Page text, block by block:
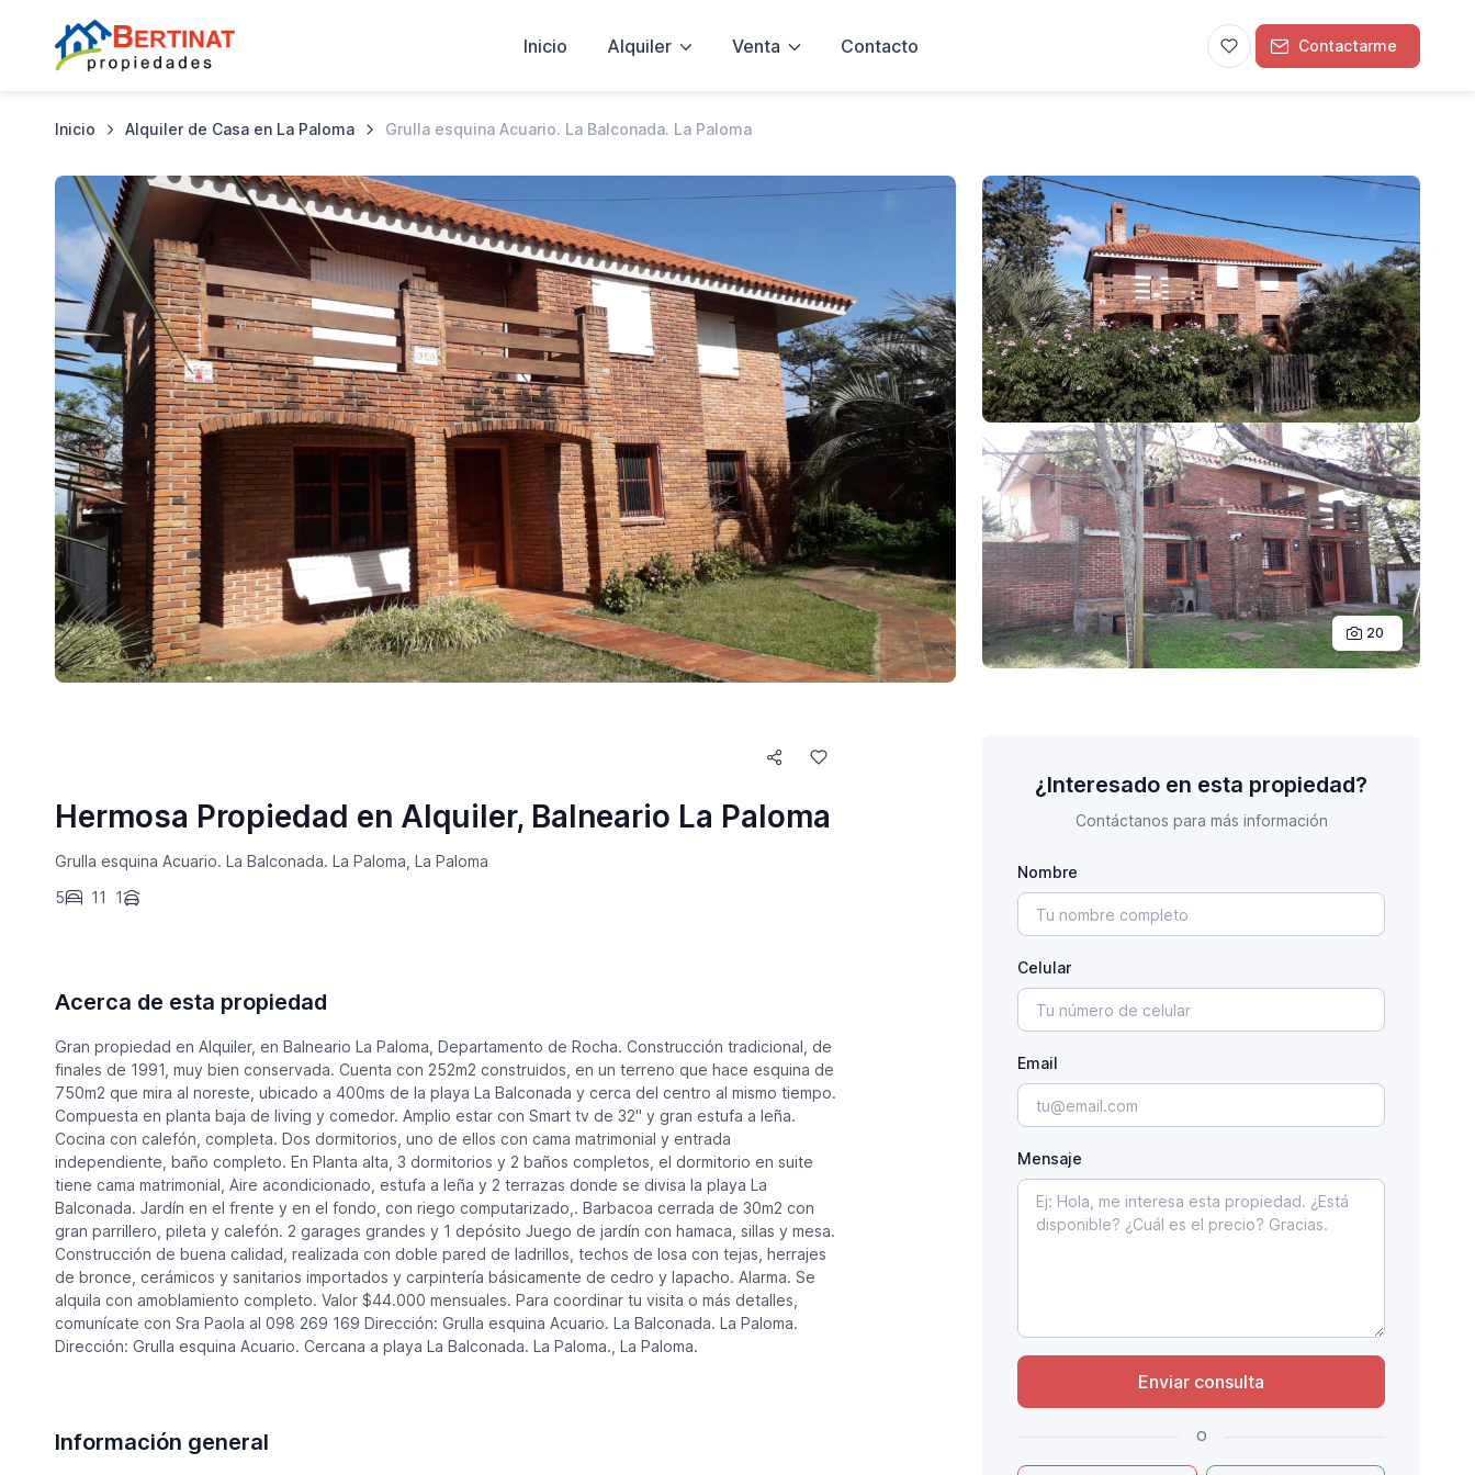
Inicio Alquiler Venta Contacto Contactarme
Inicio Alquiler de Casa en La Paloma Grulla esquina Acuario. La Balconada. La Paloma
20
Hermosa Propiedad en Alquiler, Balneario La Paloma
Grulla esquina Acuario. La Balconada. La Paloma, La Paloma
5
11 1
Acerca de esta propiedad
Gran propiedad en Alquiler, en Balneario La Paloma, Departamento de Rocha. Construcción tradicional, de
finales de 1991, muy bien conservada. Cuenta con 252m2 construidos, en un terreno que hace esquina de
750m2 que mira al noreste, ubicado a 400ms de la playa La Balconada y cerca del centro al mismo tiempo.
Compuesta en planta baja de living y comedor. Amplio estar con Smart tv de 32'' y gran estufa a leña.
Cocina con calefón, completa. Dos dormitorios, uno de ellos con cama matrimonial y entrada
independiente, baño completo. En Planta alta, 3 dormitorios y 2 baños completos, el dormitorio en suite
tiene cama matrimonial, Aire acondicionado, estufa a leña y 2 terrazas donde se divisa la playa La
Balconada. Jardín en el frente y en el fondo, con riego computarizado,. Barbacoa cerrada de 30m2 con
gran parrillero, pileta y calefón. 2 garages grandes y 1 depósito Juego de jardín con hamaca, sillas y mesa.
Construcción de buena calidad, realizada con doble pared de ladrillos, techos de losa con tejas, herrajes
de bronce, cerámicos y sanitarios importados y carpintería básicamente de cedro y lapacho. Alarma. Se
alquila con amoblamiento completo. Valor $44.000 mensuales. Para coordinar tu visita o más detalles,
comunícate con Sra Paola al 098 269 169 Dirección: Grulla esquina Acuario. La Balconada. La Paloma.
Dirección: Grulla esquina Acuario. Cercana a playa La Balconada. La Paloma., La Paloma.
Información general
¿Interesado en esta propiedad?
Contáctanos para más información
Nombre
Celular
Email
Mensaje
Enviar consulta
o